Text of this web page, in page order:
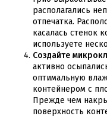
располагались
отпечатка.
касалась стенок
используете
Создайте
активно
оптимальную
контейнером с
Прежде чем
поверхность